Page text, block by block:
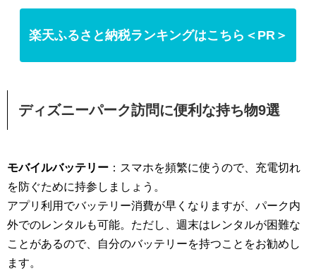
楽天ふるさと納税ランキングはこちら＜PR＞
ディズニーパーク訪問に便利な持ち物9選
モバイルバッテリー ：スマホを頻繁に使うので、充電切れ
を防ぐために持参しましょう。
アプリ利用でバッテリー消費が早くなりますが、パーク内
外でのレンタルも可能。ただし、週末はレンタルが困難な
ことがあるので、自分のバッテリーを持つことをお勧めし
ます。